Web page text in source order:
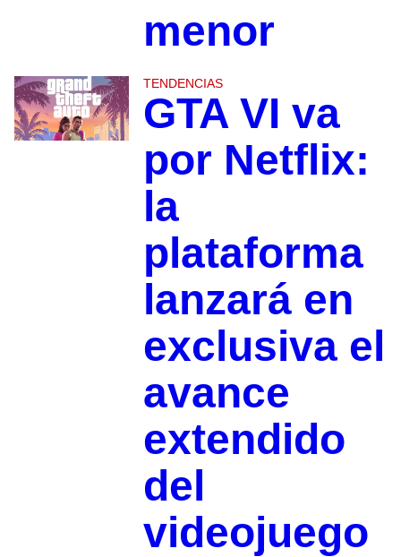
menor
TENDENCIAS
GTA VI va
por Netflix:
la
plataforma
lanzará en
exclusiva el
avance
extendido
del
videojuego